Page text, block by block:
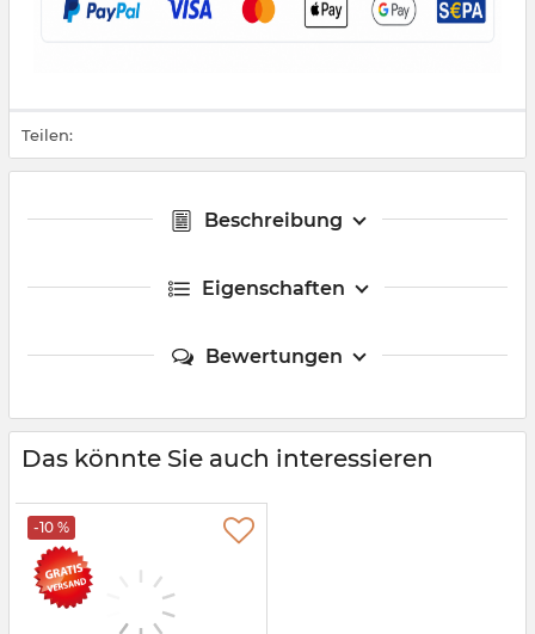
Teilen:
Beschreibung
Eigenschaften
Bewertungen
Das könnte Sie auch interessieren
-10 %